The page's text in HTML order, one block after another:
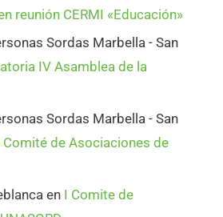
reunión CERMI «Educación»
Sordas Marbella - San
IV Asamblea de la
Sordas Marbella - San
de Asociaciones de
en I Comite de